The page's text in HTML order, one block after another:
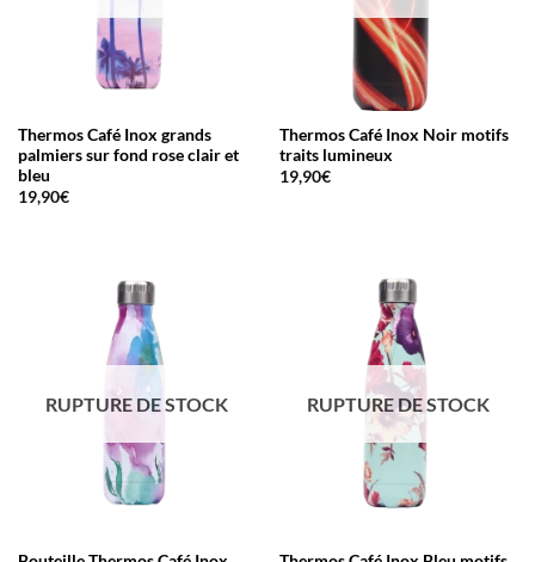
Thermos Café Inox grands
palmiers sur fond rose clair et
bleu
19,90€
Thermos Café Inox Noir motifs
traits lumineux
19,90€
RUPTURE DE STOCK RUPTURE DE STOCK